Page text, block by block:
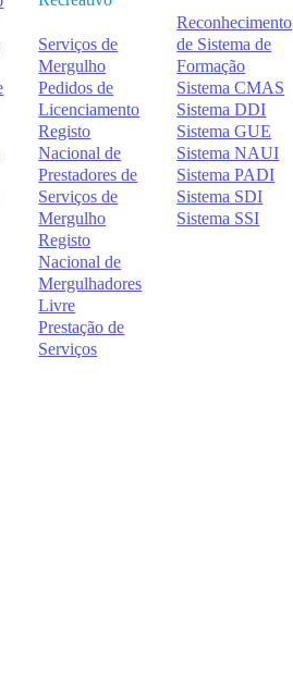
Serviços de
Mergulho
Pedidos de
Licenciamento
Registo
Nacional de
Prestadores de
Serviços de
Mergulho
Registo
Nacional de
Mergulhadores
Livre
Prestação de
Serviços
Reconhecimento
de Sistema de
Formação
Sistema CMAS
Sistema DDI
Sistema GUE
Sistema NAUI
Sistema PADI
Sistema SDI
Sistema SSI